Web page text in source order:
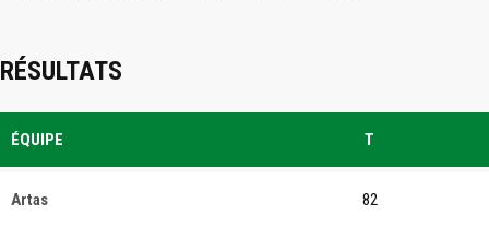
RÉSULTATS
ÉQUIPE T
Artas 82